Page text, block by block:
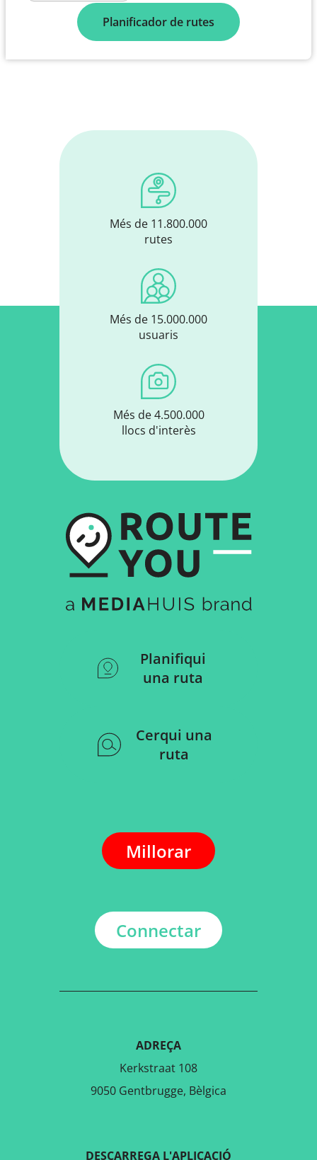
Planificador de rutes
Més de 11.800.000
rutes
Més de 15.000.000
usuaris
Més de 4.500.000
llocs d'interès
Planifiqui
una ruta
Cerqui una
ruta
Millorar
Connectar
ADREÇA
Kerkstraat 108
9050 Gentbrugge, Bèlgica
DESCARREGA L'APLICACIÓ